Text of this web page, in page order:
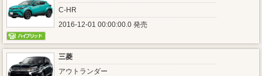
C-HR
2016-12-01 00:00:00.0 発売
三菱
アウトランダー